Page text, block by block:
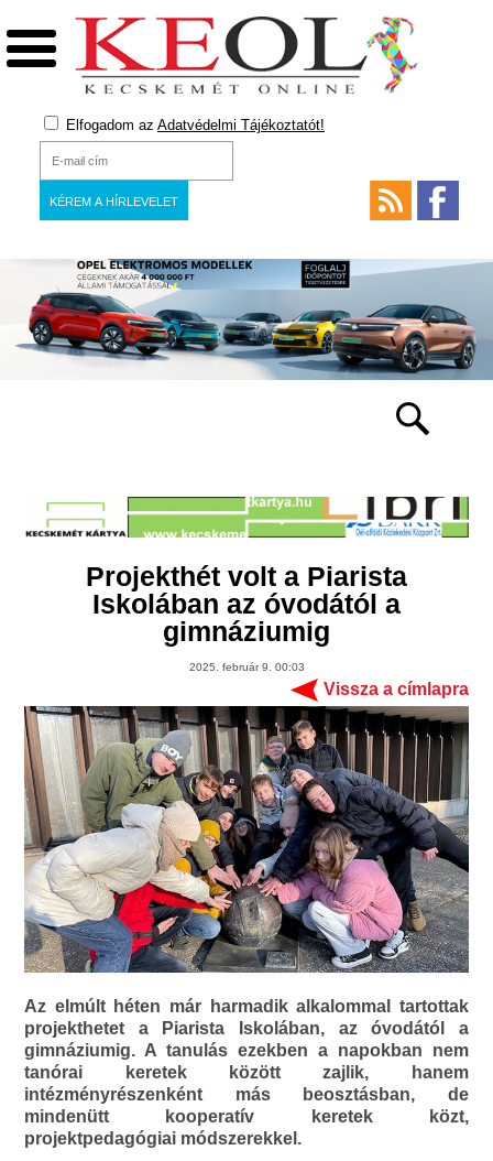
Elfogadom az Adatvédelmi Tájékoztatót!
Projekthét volt a Piarista
Iskolában az óvodától a
gimnáziumig
2025. február 9. 00:03
Vissza a címlapra
Az elmúlt héten már harmadik alkalommal tartottak
projekthetet a Piarista Iskolában, az óvodától a
gimnáziumig. A tanulás ezekben a napokban nem
tanórai keretek között zajlik, hanem
intézményrészenként más beosztásban, de
mindenütt kooperatív keretek közt,
projektpedagógiai módszerekkel.